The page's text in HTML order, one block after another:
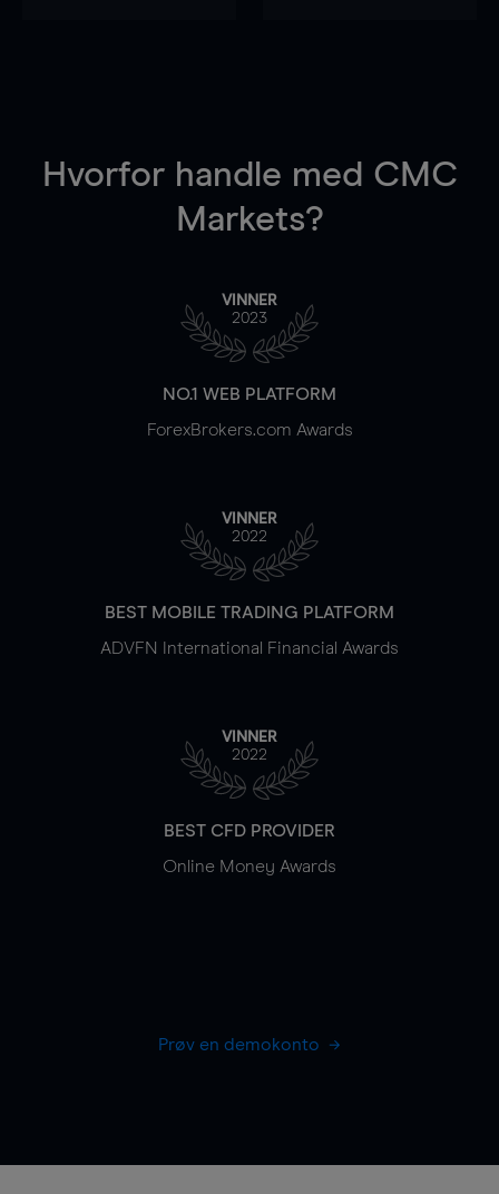
Hvorfor handle med CMC
Markets?
VINNER
2023
NO.1 WEB PLATFORM
ForexBrokers.com Awards
VINNER
2022
BEST MOBILE TRADING PLATFORM
ADVFN International Financial Awards
VINNER
2022
BEST CFD PROVIDER
Online Money Awards
Prøv en demokonto